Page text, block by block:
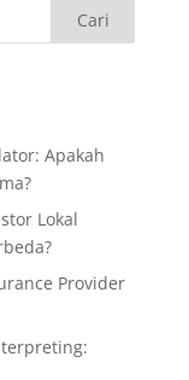
Cari
Apakah
Lokal
Provider